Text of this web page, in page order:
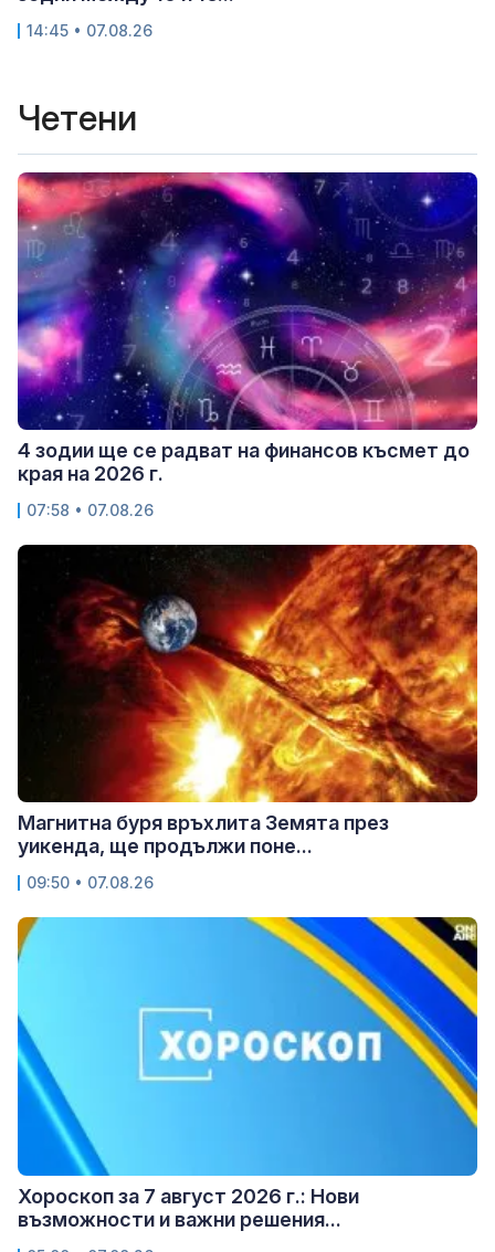
14:45 • 07.08.26
Четени
4 зодии ще се радват на финансов късмет до
края на 2026 г.
07:58 • 07.08.26
Магнитна буря връхлита Земята през
уикенда, ще продължи поне...
09:50 • 07.08.26
Хороскоп за 7 август 2026 г.: Нови
възможности и важни решения...